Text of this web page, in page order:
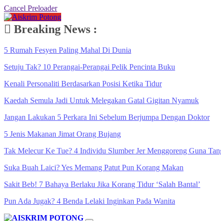
Cancel Preloader
Breaking News :
5 Rumah Fesyen Paling Mahal Di Dunia
Setuju Tak? 10 Perangai-Perangai Pelik Pencinta Buku
Kenali Personaliti Berdasarkan Posisi Ketika Tidur
Kaedah Semula Jadi Untuk Melegakan Gatal Gigitan Nyamuk
Jangan Lakukan 5 Perkara Ini Sebelum Berjumpa Dengan Doktor
5 Jenis Makanan Jimat Orang Bujang
Tak Melecur Ke Tue? 4 Individu Slumber Jer Menggoreng Guna
Suka Buah Laici? Yes Memang Patut Pun Korang Makan
Sakit Beb! 7 Bahaya Berlaku Jika Korang Tidur ‘Salah Bantal’
Pun Ada Jugak? 4 Benda Lelaki Inginkan Pada Wanita